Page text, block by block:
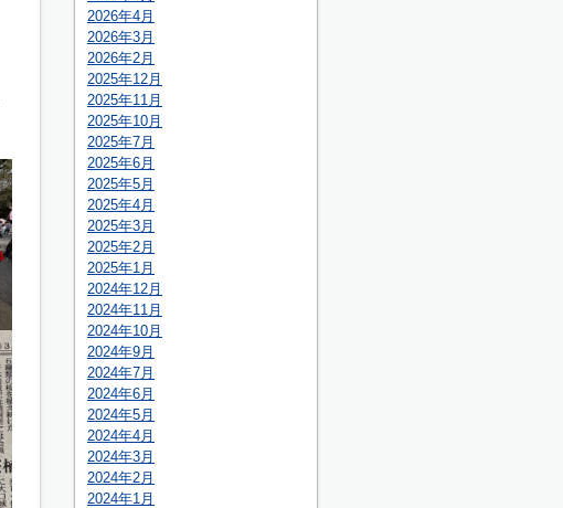
2026年4月
2026年3月
2026年2月
2025年12月
2025年11月
2025年10月
2025年7月
2025年6月
2025年5月
2025年4月
2025年3月
2025年2月
2025年1月
2024年12月
2024年11月
2024年10月
2024年9月
2024年7月
2024年6月
2024年5月
2024年4月
2024年3月
2024年2月
2024年1月